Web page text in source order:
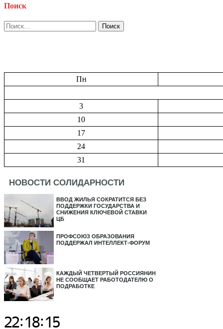
Поиск
Найти:
Пн
3
10
17
24
31
НОВОСТИ СОЛИДАРНОСТИ
ВВОД ЖИЛЬЯ СОКРАТИТСЯ БЕЗ
ПОДДЕРЖКИ ГОСУДАРСТВА И
СНИЖЕНИЯ КЛЮЧЕВОЙ СТАВКИ
ЦБ
ПРОФСОЮЗ ОБРАЗОВАНИЯ
ПОДДЕРЖАЛ ИНТЕЛЛЕКТ-ФОРУМ
КАЖДЫЙ ЧЕТВЕРТЫЙ РОССИЯНИН
НЕ СООБЩАЕТ РАБОТОДАТЕЛЮ О
ПОДРАБОТКЕ